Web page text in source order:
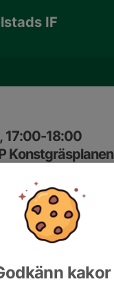
IF
17:00-18:00
Konstgräsplanen
kakor